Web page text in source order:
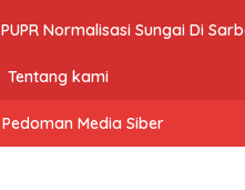
Normalisasi Sungai Di
Tentang kami
Pedoman Media Siber